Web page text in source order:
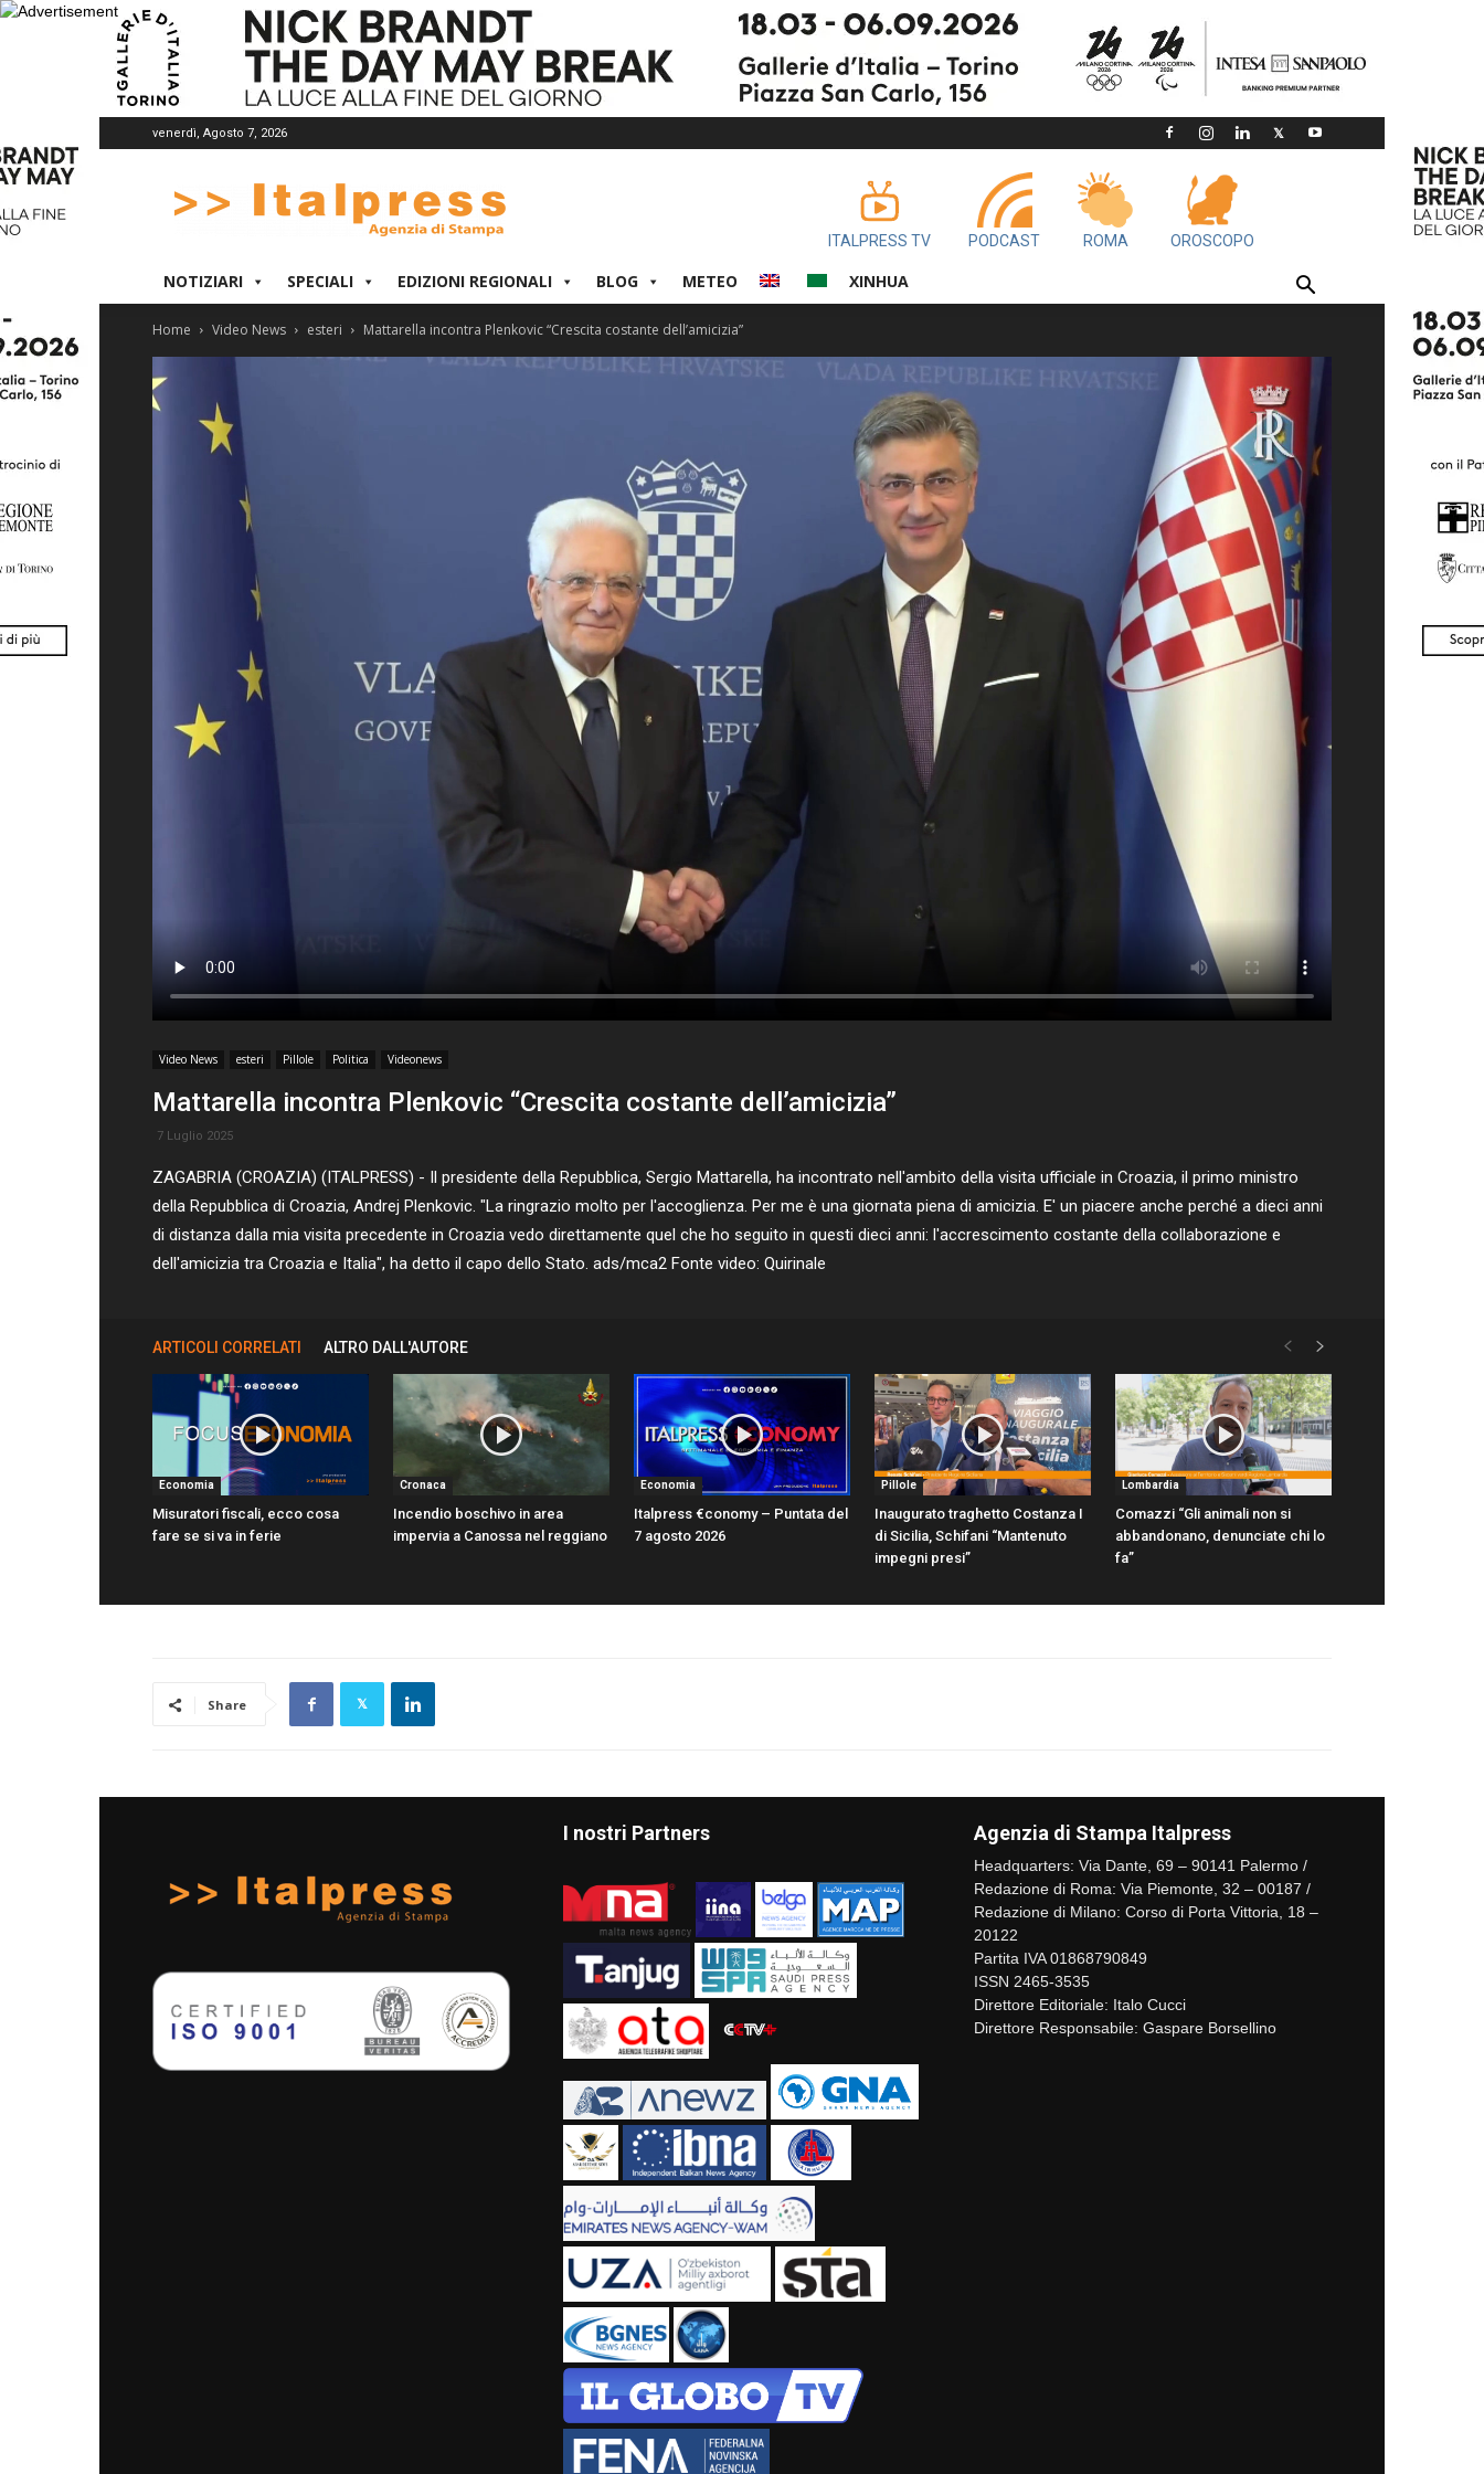
venerdì, Agosto 7, 2026
ITALPRESS TV PODCAST ROMA OROSCOPO
NOTIZIARI SPECIALI EDIZIONI REGIONALI BLOG METEO XINHUA
Home Video News esteri Mattarella incontra Plenkovic “Crescita costante dell’amicizia”
Video News esteri Pillole Politica Videonews
Mattarella incontra Plenkovic “Crescita costante dell’amicizia”
7 Luglio 2025
ZAGABRIA (CROAZIA) (ITALPRESS) - Il presidente della Repubblica, Sergio Mattarella, ha incontrato nell'ambito della visita ufficiale in Croazia, il primo ministro
della Repubblica di Croazia, Andrej Plenkovic. "La ringrazio molto per l'accoglienza. Per me è una giornata piena di amicizia. E' un piacere anche perché a dieci anni
di distanza dalla mia visita precedente in Croazia vedo direttamente quel che ho seguito in questi dieci anni: l'accrescimento costante della collaborazione e
dell'amicizia tra Croazia e Italia", ha detto il capo dello Stato. ads/mca2 Fonte video: Quirinale
ARTICOLI CORRELATI ALTRO DALL'AUTORE
Economia
Misuratori fiscali, ecco cosa
fare se si va in ferie
Cronaca
Incendio boschivo in area
impervia a Canossa nel reggiano
Economia
Italpress €conomy – Puntata del
7 agosto 2026
Pillole
Inaugurato traghetto Costanza I
di Sicilia, Schifani “Mantenuto
impegni presi”
Lombardia
Comazzi “Gli animali non si
abbandonano, denunciate chi lo
fa”
Share
I nostri Partners Agenzia di Stampa Italpress
Headquarters: Via Dante, 69 – 90141 Palermo /
Redazione di Roma: Via Piemonte, 32 – 00187 /
Redazione di Milano: Corso di Porta Vittoria, 18 –
20122
Partita IVA 01868790849
ISSN 2465-3535
Direttore Editoriale: Italo Cucci
Direttore Responsabile: Gaspare Borsellino